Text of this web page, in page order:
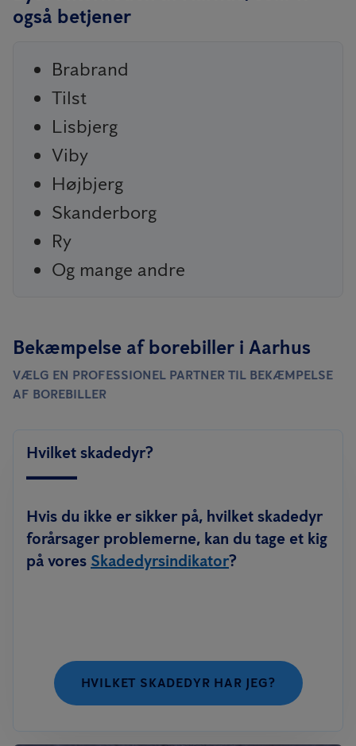
også betjener
Brabrand
Tilst
Lisbjerg
Viby
Højbjerg
Skanderborg
Ry
Og mange andre
Bekæmpelse af borebiller i Aarhus
VÆLG EN PROFESSIONEL PARTNER TIL BEKÆMPELSE
AF BOREBILLER
Hvilket skadedyr?
Hvis du ikke er sikker på, hvilket skadedyr
forårsager problemerne, kan du tage et kig
på vores Skadedyrsindikator?
HVILKET SKADEDYR HAR JEG?